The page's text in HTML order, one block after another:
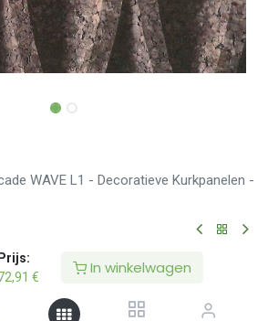
€ In winkelwagen
WAVE L1 - Decoratieve Kurkpanelen -
WAVE L1 -
- 50mm -